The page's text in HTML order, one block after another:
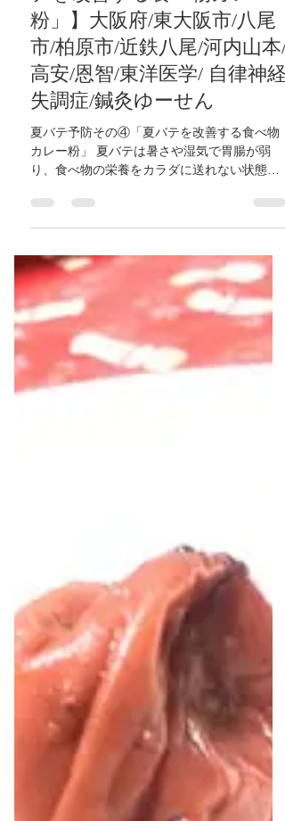
鍼灸ゆーせん
2024年7月25日
読了時間: 1分
【夏バテ予防その④「夏バ
テを改善する食べ物カレー
粉」】大阪府/東大阪市/八尾
市/柏原市/近鉄八尾/河内山本/
高安/恩智/東洋医学/ 自律神経
失調症/鍼灸ゆーせん
夏バテ予防その④「夏バテを改善する食べ物
り、食べ物の栄養をカラダに送れない状態で
す。 症状は食欲不振、頭重感、頭痛、めま
い、倦怠感、下痢、口の粘つきなど。 ・カレ
ー粉 カレー粉は胃腸を温めたり、湿気を取り
食欲を促進します。...